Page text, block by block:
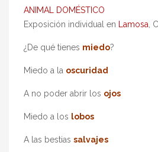
ANIMAL DOMÉSTICO
Exposición individual en
Lamosa ,
¿De qué tienes miedo?
Miedo a la oscuridad
A no poder abrir los ojos
Miedo a los lobos
A las bestias salvajes